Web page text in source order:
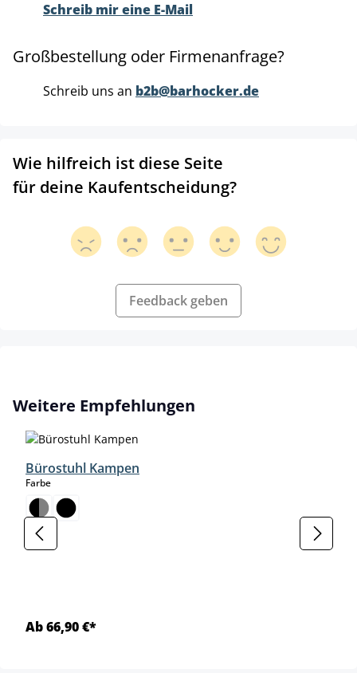
Schreib mir eine E-Mail
Großbestellung oder Firmenanfrage?
Schreib uns an b2b@barhocker.de
Wie hilfreich ist diese Seite
für deine Kaufentscheidung?
Feedback geben
Produktgalerie überspringen
Weitere Empfehlungen
Bürostuhl Kampen
Farbeauswählen
Ab 66,90 €*